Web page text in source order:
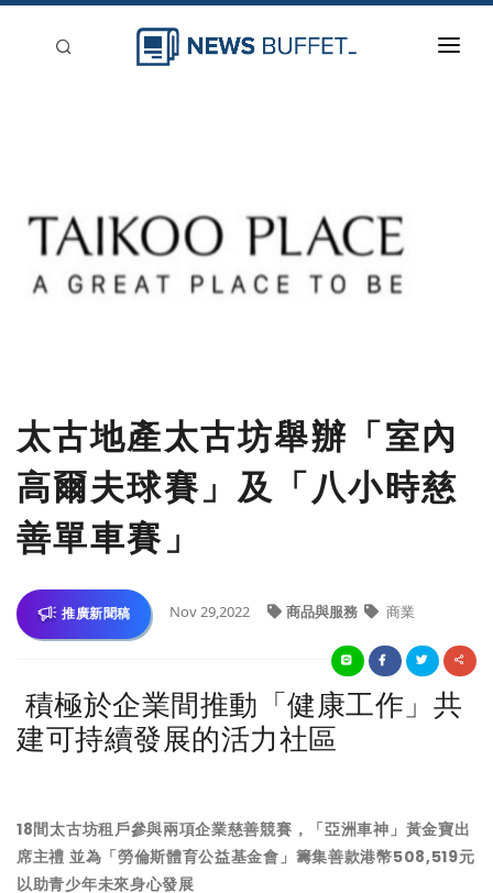
刊登
太古地產太古坊舉辦「室內
高爾夫球賽」及「八小時慈
善單車賽」
推廣新聞稿 Nov 29,2022 商品與服務 商業
積極於企業間推動「健康工作」共
建可持續發展的活力社區
18間太古坊租戶參與兩項企業慈善競賽，「亞洲車神」黃金寶出
席主禮 並為「勞倫斯體育公益基金會」籌集善款港幣508,519元
以助青少年未來身心發展